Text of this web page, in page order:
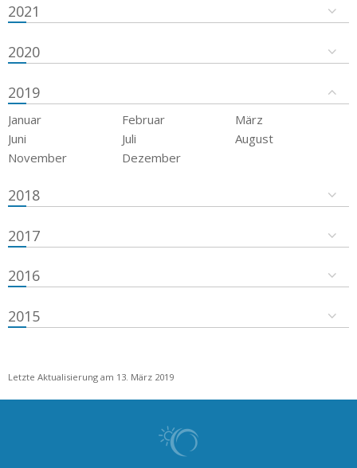
2021
2020
2019
Januar Februar
März
Juni
Juli
August
November
Dezember
2018
2017
2016
2015
Letzte Aktualisierung am 13. März 2019